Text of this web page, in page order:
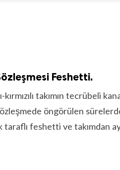
Feshetti.
takımın tecrübeli
öngörülen
feshetti ve takımdan